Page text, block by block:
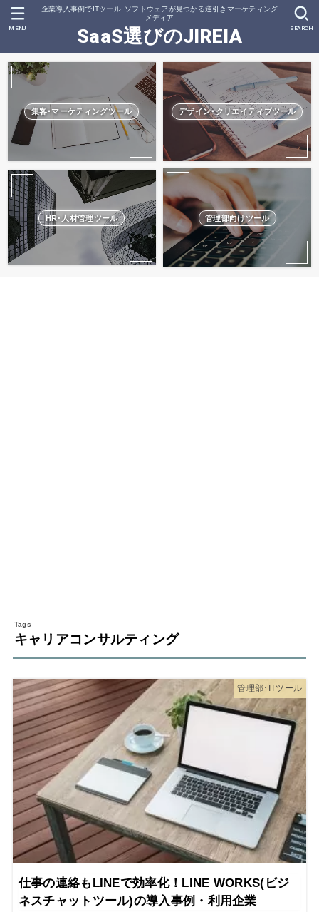
企業導入事例でITツール･ソフトウェアが見つかる逆引きマーケティング
メディア
SaaS選びのJIREIA SEARCH
MENU
集客･マーケティングツール デザイン･クリエイティブツール
HR･人材管理ツール 管理部向けツール
キャリアコンサルティング
管理部･ITツール
仕事の連絡もLINEで効率化！LINE WORKS(ビジ
ネスチャットツール)の導入事例・利用企業